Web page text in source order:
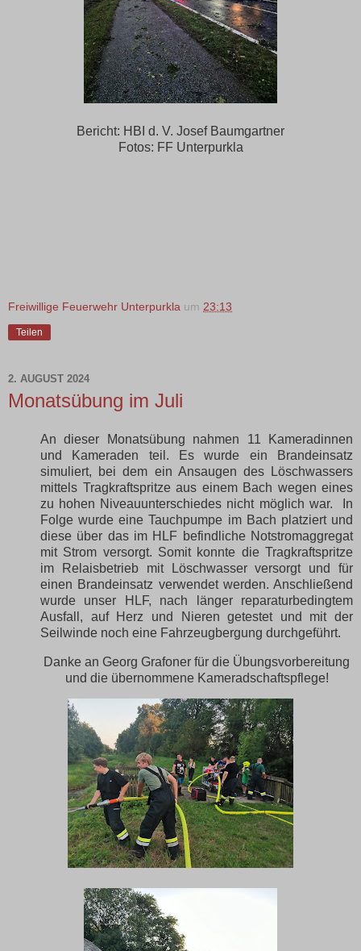
Bericht: HBI d. V. Josef Baumgartner
Fotos: FF Unterpurkla
Freiwillige Feuerwehr Unterpurkla um 23:13
Teilen
2. AUGUST 2024
Monatsübung im Juli
An dieser Monatsübung nahmen 11 Kameradinnen
und Kameraden teil. Es wurde ein Brandeinsatz
simuliert, bei dem ein Ansaugen des Löschwassers
mittels Tragkraftspritze aus einem Bach wegen eines
zu hohen Niveauunterschiedes nicht möglich war. In
Folge wurde eine Tauchpumpe im Bach platziert und
diese über das im HLF befindliche Notstromaggregat
mit Strom versorgt. Somit konnte die Tragkraftspritze
im Relaisbetrieb mit Löschwasser versorgt und für
einen Brandeinsatz verwendet werden. Anschließend
wurde unser HLF, nach länger reparaturbedingtem
Ausfall, auf Herz und Nieren getestet und mit der
Seilwinde noch eine Fahrzeugbergung durchgeführt.
Danke an Georg Grafoner für die Übungsvorbereitung
und die übernommene Kameradschaftspflege!